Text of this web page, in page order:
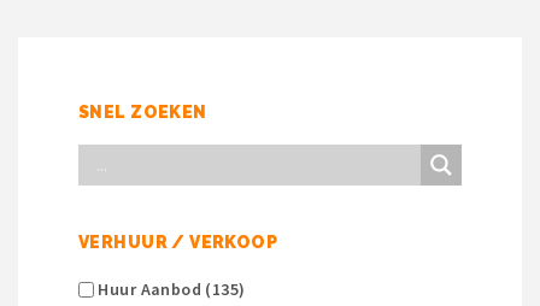
SNEL ZOEKEN
VERHUUR / VERKOOP
Huur Aanbod (135)